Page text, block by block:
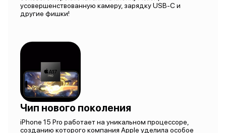
усовершенствованную камеру, зарядку USB-C и
другие фишки!
Чип нового поколения
iPhone 15 Pro работает на уникальном процессоре,
созданию которого компания Apple уделила особое